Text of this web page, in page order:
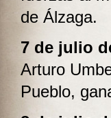
de Álzaga.
7 de julio
Arturo
Pueblo,